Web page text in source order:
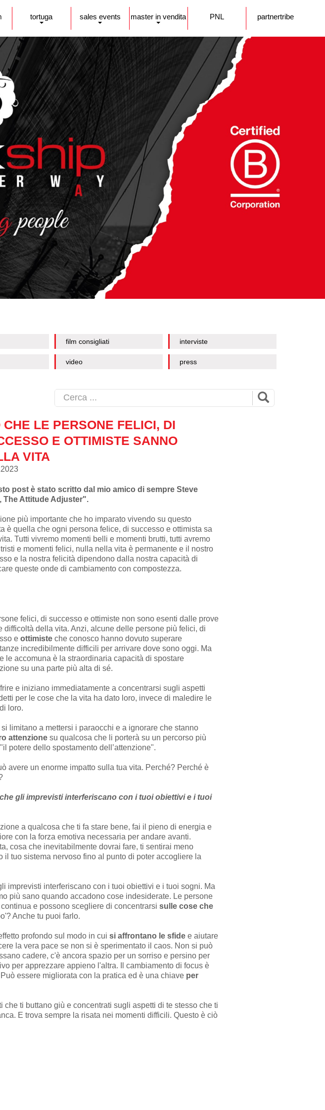
tortuga sales events master in vendita PNL partnertribe
film consigliati interviste
video press
CHE LE PERSONE FELICI, DI
E OTTIMISTE SANNO
VITA
post è stato scritto dal mio amico di sempre Steve
The Attitude Adjuster".
più importante che ho imparato vivendo su questo
è quella che ogni persona felice, di successo e ottimista sa
Tutti vivremo momenti belli e momenti brutti, tutti avremo
e momenti felici, nulla nella vita è permanente e il nostro
e la nostra felicità dipendono dalla nostra capacità di
queste onde di cambiamento con compostezza.
felici, di successo e ottimiste non sono esenti dalle prove
difficoltà della vita. Anzi, alcune delle persone più felici, di
e ottimisteche conosco hanno dovuto superare
incredibilmente difficili per arrivare dove sono oggi. Ma
le accomuna è la straordinaria capacità di spostare
su una parte più alta di sé.
e iniziano immediatamente a concentrarsi sugli aspetti
per le cose che la vita ha dato loro, invece di maledire le
loro.
limitano a mettersi i paraocchi e a ignorare che stanno
attenzione su qualcosa che li porterà su un percorso più
potere dello spostamento dell’attenzione".
avere un enorme impatto sulla tua vita. Perché? Perché è
gli imprevisti interferiscano con i tuoi obiettivi e i tuoi
a qualcosa che ti fa stare bene, fai il pieno di energia e
con la forza emotiva necessaria per andare avanti.
cosa che inevitabilmente dovrai fare, ti sentirai meno
tuo sistema nervoso fino al punto di poter accogliere la
imprevisti interferiscano con i tuoi obiettivi e i tuoi sogni. Ma
più sano quando accadono cose indesiderate. Le persone
e possono scegliere di concentrarsi sulle cose che
Anche tu puoi farlo.
profondo sul modo in cui si affrontano le sfide e aiutare
la vera pace se non si è sperimentato il caos. Non si può
cadere, c'è ancora spazio per un sorriso e persino per
per apprezzare appieno l'altra. Il cambiamento di focus è
essere migliorata con la pratica ed è una chiave per
ti buttano giù e concentrati sugli aspetti di te stesso che ti
E trova sempre la risata nei momenti difficili. Questo è ciò